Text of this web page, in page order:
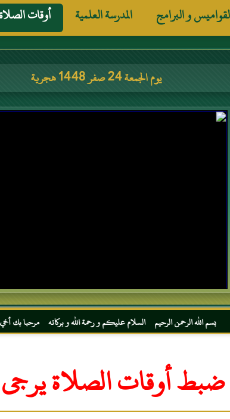
و البرامج المدرسة العلمية أوقات الصلاة
يوم الجمعة 24 صفر 1448 هجرية
الرحيم السلام عليكم و رحمة الله و بركاته مرحبا بك أخي الكريم
ضبط أوقات الصلاة